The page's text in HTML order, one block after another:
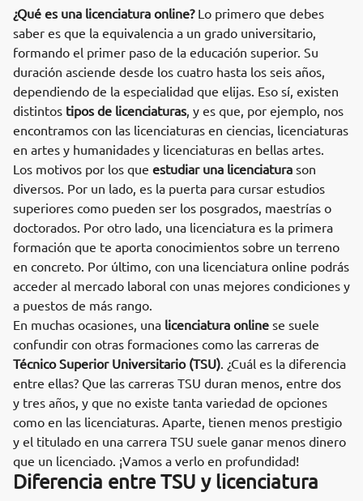
¿Qué es una licenciatura online?Lo primero que debes
saber es que la equivalencia a un grado universitario,
formando el primer paso de la educación superior. Su
duración asciende desde los cuatro hasta los seis años,
dependiendo de la especialidad que elijas. Eso sí, existen
distintos tipos de licenciaturas, y es que, por ejemplo, nos
encontramos con las licenciaturas en ciencias, licenciaturas
en artes y humanidades y licenciaturas en bellas artes.
Los motivos por los que estudiar una licenciatura son
diversos. Por un lado, es la puerta para cursar estudios
superiores como pueden ser los posgrados, maestrías o
doctorados. Por otro lado, una licenciatura es la primera
formación que te aporta conocimientos sobre un terreno
en concreto. Por último, con una licenciatura online podrás
acceder al mercado laboral con unas mejores condiciones y
a puestos de más rango.
En muchas ocasiones, una licenciatura online se suele
confundir con otras formaciones como las carreras de
Técnico Superior Universitario (TSU). ¿Cuál es la diferencia
entre ellas? Que las carreras TSU duran menos, entre dos
y tres años, y que no existe tanta variedad de opciones
como en las licenciaturas. Aparte, tienen menos prestigio
y el titulado en una carrera TSU suele ganar menos dinero
que un licenciado. ¡Vamos a verlo en profundidad!
Diferencia entre TSU y licenciatura